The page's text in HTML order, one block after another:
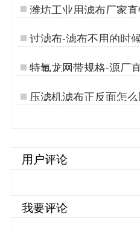
潍坊工业用滤布厂家
损经久耐用{丹娜鸶过
过滤布-滤布不用的时
娜鸶过滤}…
特氟龙网带规格-源厂
磨损[丹娜鸶]…
压滤机滤布正反面怎
滤不残留…
用户评论
我要评论